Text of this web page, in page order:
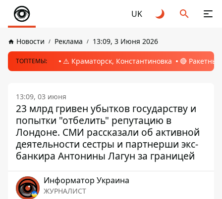
UK
Новости Реклама 13:09, 3 Июня 2026
ТОПТЕМЫ: ⚠️ Краматорск, Константиновка 🔴
13:09, 03 июня
23 млрд гривен убытков государству и
попытки "отбелить" репутацию в
Лондоне. СМИ рассказали об активной
деятельности сестры и партнерши экс-
банкира Антонины Лагун за границей
Информатор Украина
ЖУРНАЛИСТ